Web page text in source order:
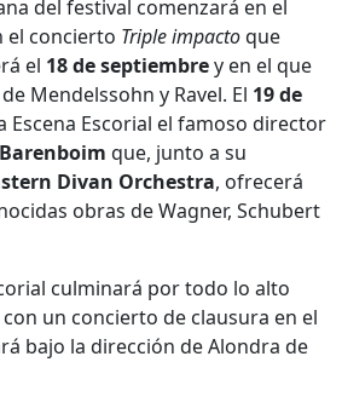
del festival comenzará en el
el concierto Triple impactoque
el 18 de septiembrey en el que
Mendelssohn y Ravel. El 19 de
Escena Escorial el famoso director
que, junto a su
Divan Orchestra, ofrecerá
obras de Wagner, Schubert
culminará por todo lo alto
con un concierto de clausura en el
bajo la dirección de Alondra de